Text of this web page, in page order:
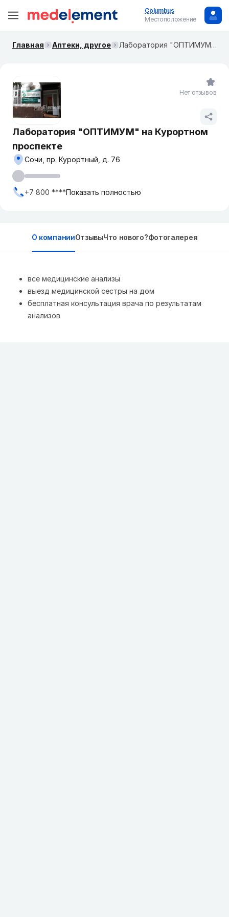
Columbus
Местоположение
Главная Аптеки, другое Лаборатория "ОПТИМУМ" на Курортном проспекте
Лаборатория "ОПТИМУМ" на Курортном
проспекте
Сочи, пр. Курортный, д. 76
+7 800 ****Показать полностью
Нет отзывов
О компанииОтзывыЧто нового?Фотогалерея
все медицинские анализы
выезд медицинской сестры на дом
бесплатная консультация врача по результатам
анализов